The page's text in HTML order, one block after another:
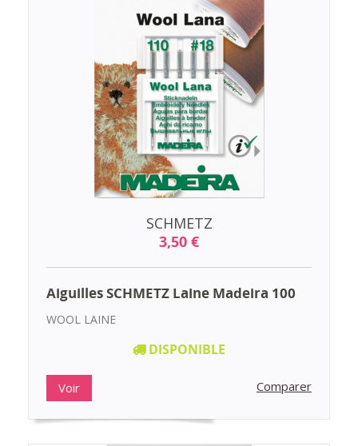
SCHMETZ
3,50 €
Aiguilles SCHMETZ Laine Madeira 100
WOOL LAINE
DISPONIBLE
Voir Comparer